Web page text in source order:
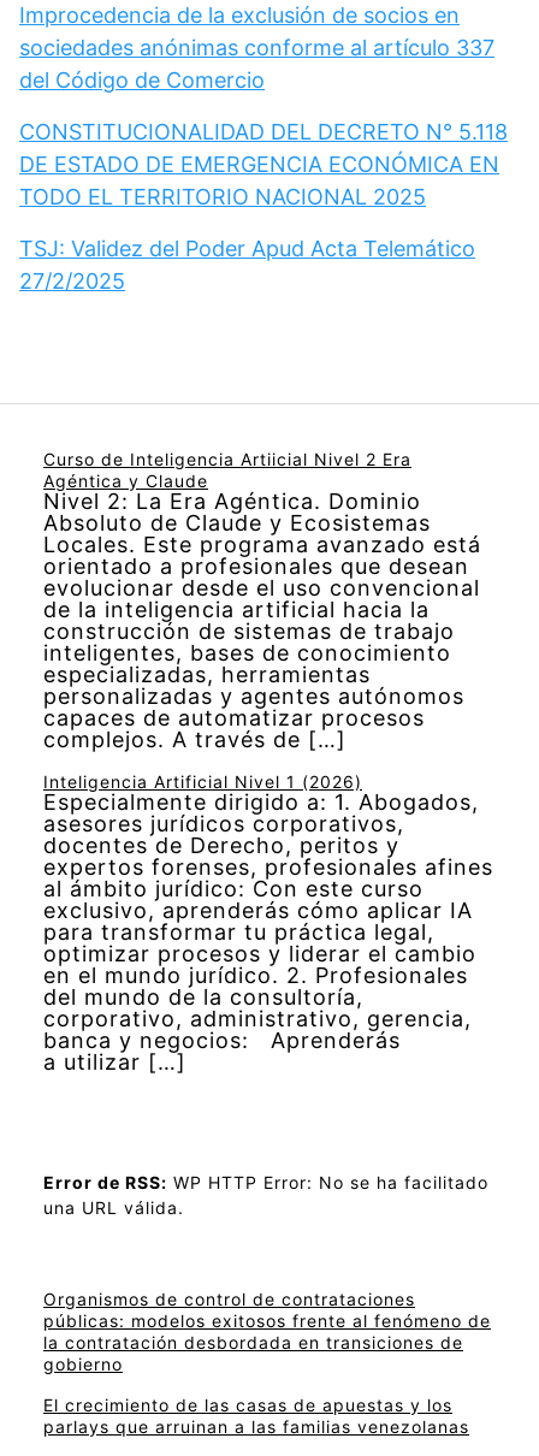
Improcedencia de la exclusión de socios en
sociedades anónimas conforme al artículo 337
del Código de Comercio
CONSTITUCIONALIDAD DEL DECRETO N° 5.118
DE ESTADO DE EMERGENCIA ECONÓMICA EN
TODO EL TERRITORIO NACIONAL 2025
TSJ: Validez del Poder Apud Acta Telemático
27/2/2025
Curso de Inteligencia Artiicial Nivel 2 Era
Agéntica y Claude
Nivel 2: La Era Agéntica. Dominio
Absoluto de Claude y Ecosistemas
Locales. Este programa avanzado está
orientado a profesionales que desean
evolucionar desde el uso convencional
de la inteligencia artificial hacia la
construcción de sistemas de trabajo
inteligentes, bases de conocimiento
especializadas, herramientas
personalizadas y agentes autónomos
capaces de automatizar procesos
complejos. A través de […]
Inteligencia Artificial Nivel 1 (2026)
Especialmente dirigido a: 1. Abogados,
asesores jurídicos corporativos,
docentes de Derecho, peritos y
expertos forenses, profesionales afines
al ámbito jurídico: Con este curso
exclusivo, aprenderás cómo aplicar IA
para transformar tu práctica legal,
optimizar procesos y liderar el cambio
en el mundo jurídico. 2. Profesionales
del mundo de la consultoría,
corporativo, administrativo, gerencia,
banca y negocios: Aprenderás
a utilizar […]
Error de RSS: WP HTTP Error: No se ha facilitado
una URL válida.
Organismos de control de contrataciones
públicas: modelos exitosos frente al fenómeno de
la contratación desbordada en transiciones de
gobierno
El crecimiento de las casas de apuestas y los
parlays que arruinan a las familias venezolanas